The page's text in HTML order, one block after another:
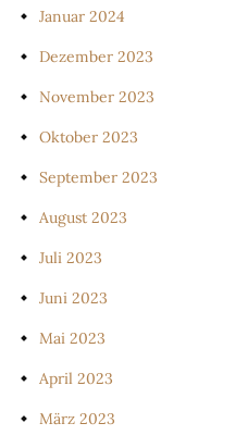
Januar 2024
Dezember 2023
November 2023
Oktober 2023
September 2023
August 2023
Juli 2023
Juni 2023
Mai 2023
April 2023
März 2023